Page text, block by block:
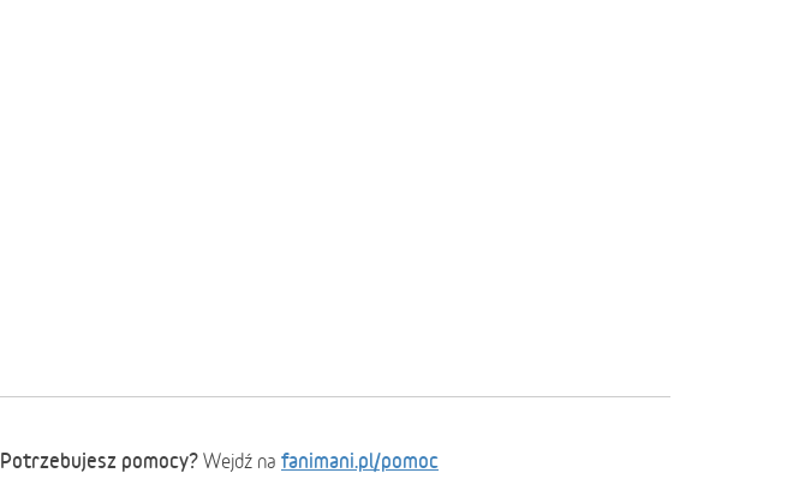
Potrzebujesz pomocy? Wejdź na fanimani.pl/pomoc